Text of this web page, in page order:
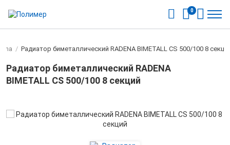
0
/ Радиатор биметаллический RADENA BIMETALL CS 500/100 8
Радиатор биметаллический RADENA
BIMETALL CS 500/100 8 секций